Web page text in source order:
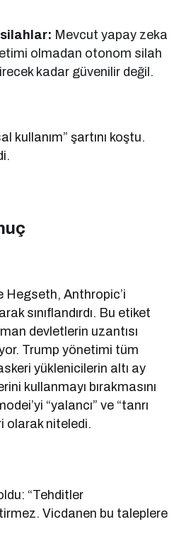
Mevcut yapay zeka
olmadan otonom silah
kadar güvenilir değil.
kullanım” şartını koştu.
Hegseth, Anthropic’i
sınıflandırdı. Bu etiket
devletlerin uzantısı
Trump yönetimi tüm
yüklenicilerin altı ay
kullanmayı bırakmasını
“yalancı” ve “tanrı
olarak niteledi.
“Tehditler
Vicdanen bu taleplere